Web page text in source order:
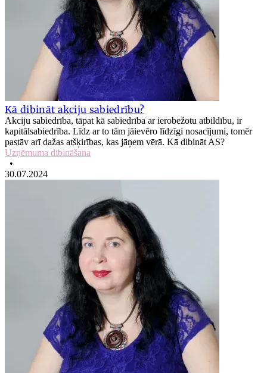
Kā dibināt akciju sabiedrību?
Akciju sabiedrība, tāpat kā sabiedrība ar ierobežotu atbildību, ir
kapitālsabiedrība. Līdz ar to tām jāievēro līdzīgi nosacījumi, tomēr
pastāv arī dažas atšķirības, kas jāņem vērā. Kā dibināt AS?
Uzņēmuma dibināšana
•
30.07.2024